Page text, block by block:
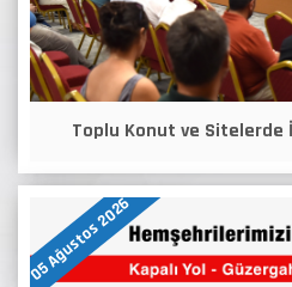
Toplu Konut ve Sitelerde
05 Ağustos 2026